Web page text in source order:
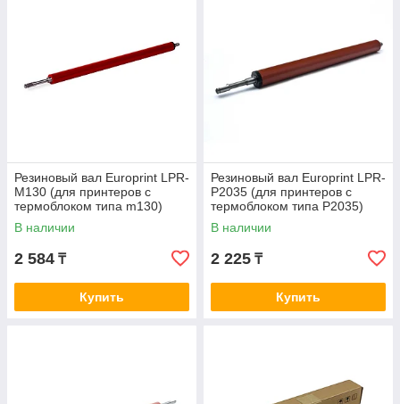
Резиновый вал Europrint LPR-
M130 (для принтеров с
термоблоком типа m130)
В наличии
2 584 ₸
Купить
Резиновый вал Europrint LPR-
P2035 (для принтеров с
термоблоком типа P2035)
В наличии
2 225 ₸
Купить